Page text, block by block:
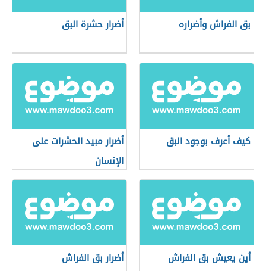
بق الفراش وأضراره أضرار حشرة البق
كيف أعرف بوجود البق
أضرار مبيد الحشرات على
الإنسان
أين يعيش بق الفراش أضرار بق الفراش